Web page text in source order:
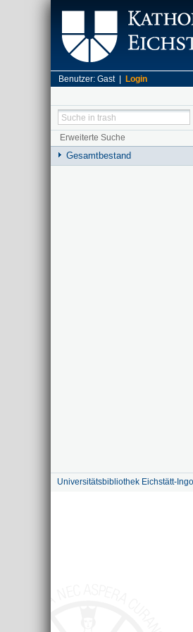
Benutzer: Gast | Login
Erweiterte Suche
Gesamtbestand
Universitätsbibliothek Eichstätt-